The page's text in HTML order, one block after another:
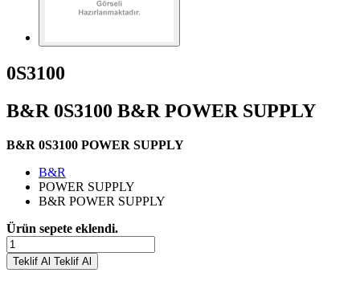
0S3100
B&R 0S3100 B&R POWER SUPPLY
B&R 0S3100 POWER SUPPLY
B&R
POWER SUPPLY
B&R POWER SUPPLY
Ürün sepete eklendi.
Teklif Al Teklif Al